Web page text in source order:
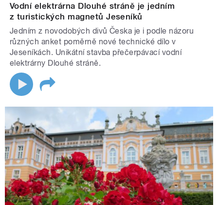
Vodní elektrárna Dlouhé stráně je jedním
z turistických magnetů Jeseníků
Jedním z novodobých divů Česka je i podle názoru
různých anket poměrně nové technické dílo v
Jeseníkách. Unikátní stavba přečerpávací vodní
elektrárny Dlouhé stráně.